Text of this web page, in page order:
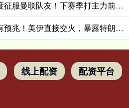
盘配资 桑托斯训练强度征服曼联队友！下赛季打主力前提曝光，能为卡里克带来啥
金牛速配 万斯退选早有预兆！美伊直接交火，暴露特朗普团队鹰派铁幕
线上配资
配资平台